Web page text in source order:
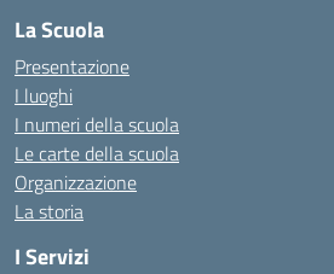
La Scuola
Presentazione
I luoghi
I numeri della scuola
Le carte della scuola
Organizzazione
La storia
I Servizi